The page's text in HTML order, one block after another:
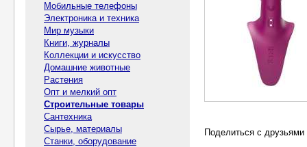
Мобильные телефоны
Электроника и техника
Мир музыки
Книги, журналы
Коллекции и искусство
Домашние животные
Растения
Опт и мелкий опт
Строительные товары
Сантехника
Сырье, материалы
Станки, оборудование
Поделиться с